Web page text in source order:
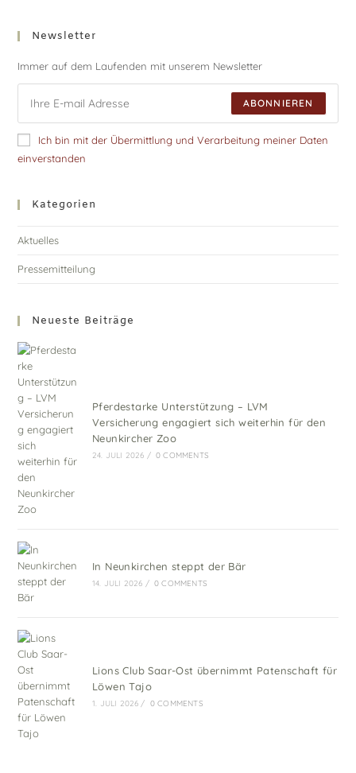
Newsletter
Immer auf dem Laufenden mit unserem Newsletter
ABONNIEREN
Ich bin mit der Übermittlung und Verarbeitung meiner Daten
einverstanden
Kategorien
Aktuelles
Pressemitteilung
Neueste Beiträge
Pferdestarke Unterstützung – LVM
Versicherung engagiert sich weiterhin für den
Neunkircher Zoo
24. JULI 2026 / 0 COMMENTS
In Neunkirchen steppt der Bär
14. JULI 2026 / 0 COMMENTS
Lions Club Saar-Ost übernimmt Patenschaft für
Löwen Tajo
1. JULI 2026 / 0 COMMENTS